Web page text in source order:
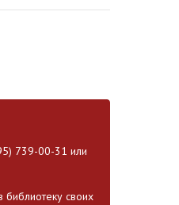
739-00-31 или
своих